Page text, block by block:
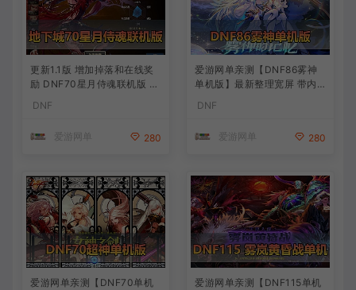
更新1.1版 增加掉落和在线奖
励 DNF70星月侍魂联机版 新
词条 护石 辟邪玉 皮肤外观 B
徽章 技能宝珠等 在线点 装备
DNF
爱游网单 280
爱游网单亲测【DNF86雾神
单机版】最新整理宽屏 带内
新深渊副本 技能护石 虚拟机
DNF
爱游网单 280
爱游网单亲测【DNF70单机
爱游网单亲测【DNF115单机